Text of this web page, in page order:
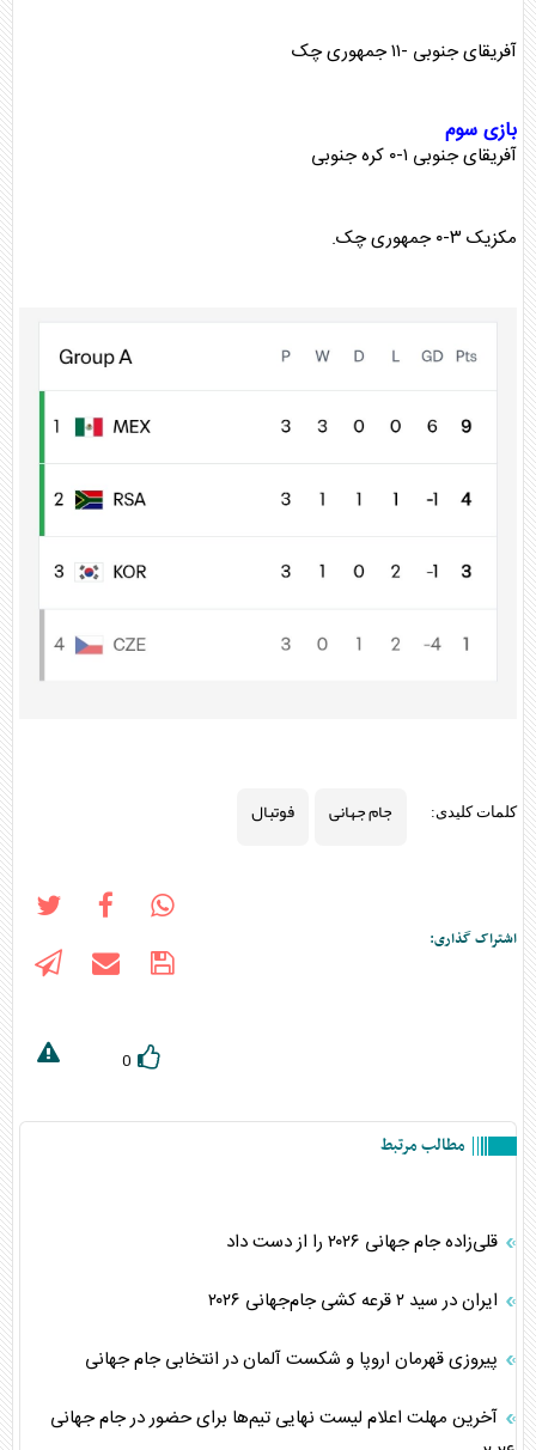
آفریقای جنوبی -۱۱ جمهوری چک
بازی سوم
آفریقای جنوبی ۱-۰ کره جنوبی
مکزیک ۳-۰ جمهوری چک.
کلمات کلیدی: جام جهانی فوتبال
اشتراک گذاری:
0
مطالب مرتبط
قلی‌زاده جام جهانی ۲۰۲۶ را از دست داد
ایران در سید ۲ قرعه کشی جام‌جهانی ۲۰۲۶
پیروزی قهرمان اروپا و شکست آلمان در انتخابی جام جهانی
آخرین مهلت اعلام لیست نهایی تیم‌ها برای حضور در جام جهانی